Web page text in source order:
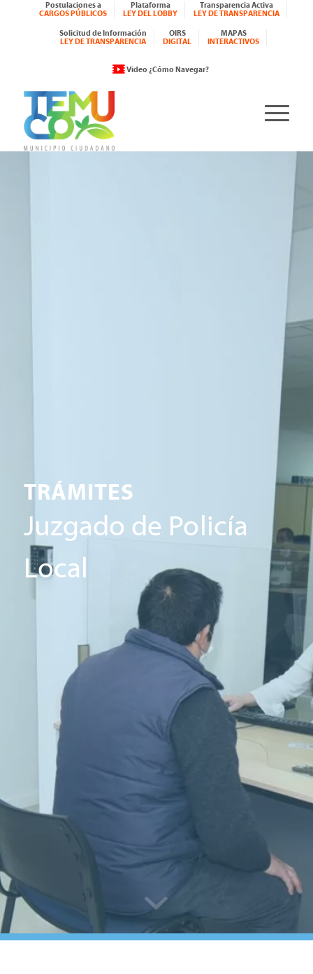
Postulaciones a
CARGOS PÚBLICOS
Plataforma
LEY DEL LOBBY
Transparencia Activa
LEY DE TRANSPARENCIA
Solicitud de Información
LEY DE TRANSPARENCIA
OIRS
DIGITAL
MAPAS
INTERACTIVOS
Video ¿Cómo Navegar?
TRÁMITES
Juzgado de Policía
Local